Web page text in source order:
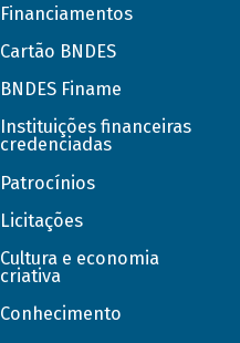
Financiamentos
Cartão BNDES
BNDES Finame
Instituições financeiras
credenciadas
Patrocínios
Licitações
Cultura e economia
criativa
Conhecimento